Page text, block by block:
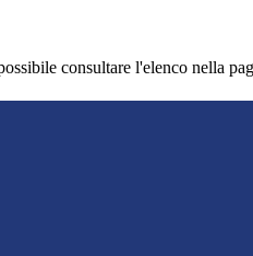
consultare l'elenco nella